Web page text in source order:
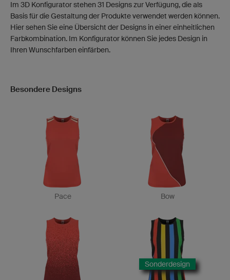
Im 3D Konfigurator stehen 31 Designs zur Verfügung, die als
Basis für die Gestaltung der Produkte verwendet werden können.
Hier sehen Sie eine Übersicht der Designs in einer einheitlichen
Farbkombination. Im Konfigurator können Sie jedes Design in
Ihren Wunschfarben einfärben.
Besondere Designs
Pace Bow
Sonderdesign